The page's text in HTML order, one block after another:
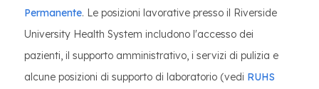
Permanente. Le posizioni lavorative presso il Riverside
University Health System includono l'accesso dei
pazienti, il supporto amministrativo, i servizi di pulizia e
alcune posizioni di supporto di laboratorio (vedi RUHS